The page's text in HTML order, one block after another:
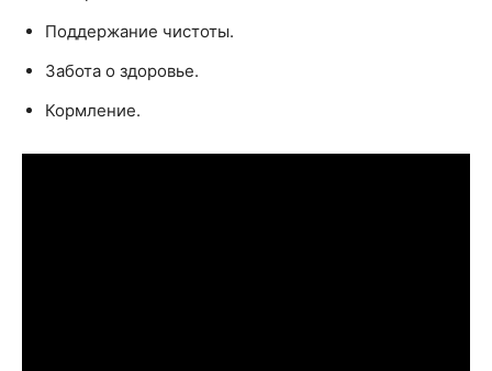
Поддержание чистоты.
Забота о здоровье.
Кормление.